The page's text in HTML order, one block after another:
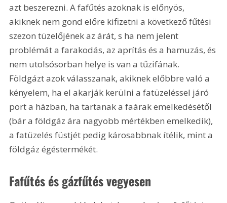
azt beszerezni. A fafűtés azoknak is előnyös,
akiknek nem gond előre kifizetni a következő fűtési
szezon tüzelőjének az árát, s ha nem jelent
problémát a farakodás, az aprítás és a hamuzás, és
nem utolsósorban helye is van a tűzifának.
Földgázt azok válasszanak, akiknek előbbre való a
kényelem, ha el akarják kerülni a fatüzeléssel járó
port a házban, ha tartanak a faárak emelkedésétől
(bár a földgáz ára nagyobb mértékben emelkedik),
a fatüzelés füstjét pedig károsabbnak ítélik, mint a
földgáz égéstermékét.
Fafűtés és gázfűtés vegyesen